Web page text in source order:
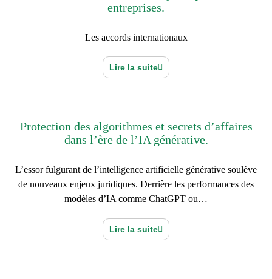
entreprises.
Les accords internationaux
Lire la suite
Protection des algorithmes et secrets d’affaires
dans l’ère de l’IA générative.
L’essor fulgurant de l’intelligence artificielle générative soulève
de nouveaux enjeux juridiques. Derrière les performances des
modèles d’IA comme ChatGPT ou…
Lire la suite